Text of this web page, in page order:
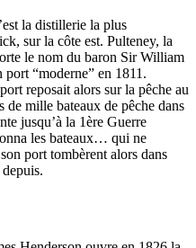
la distillerie la plus
sur la côte est. Pulteney, la
le nom du baron Sir William
“moderne” en 1811.
reposait alors sur la pêche au
mille bateaux de pêche dans
jusqu’à la 1ère Guerre
les bateaux… qui ne
port tombèrent alors dans